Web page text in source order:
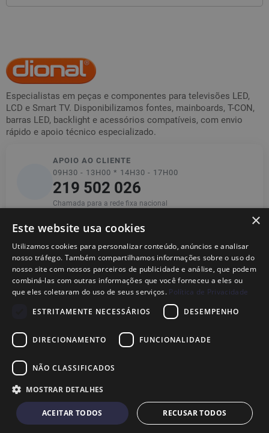
Especialistas em peças e componentes para televisões LED,
LCD e Smart TV. Disponibilizamos fontes, mainboards, T-CON,
barras LED, backlight e acessórios compatíveis, com envio
rápido e apoio técnico especializado.
APOIO AO CLIENTE
09H30 - 13H00 * 14H30 - 17H00
219 502 026
Chamada para a rede fixa nacional
Informações
TVs em Portugal
×
Este website usa cookies
Utilizamos cookies para personalizar conteúdo, anúncios e analisar
nosso tráfego. Também compartilhamos informações sobre o uso do
nosso site com nossos parceiros de publicidade e análise, que podem
combiná-las com outras informações que você forneceu a eles ou
que eles coletaram do uso de seus serviços. Política de Privacidade
ESTRITAMENTE NECESSÁRIOS
DESEMPENHO
DIRECIONAMENTO FUNCIONALIDADE
NÃO CLASSIFICADOS
MOSTRAR DETALHES
ACEITAR TODOS RECUSAR TODOS